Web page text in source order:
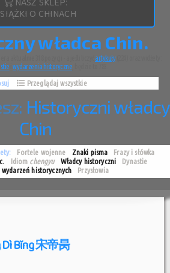
NASZ SKLEP:
O CHINACH
władca Chin.
artykuły(224) oraz widżety:
iwydarzenia historyczne
Przeglądaj wszystkie
Historyczni władcy
Chin
Fortele wojenne Znaki pisma
Frazy i słówka
Idiom chengyu Władcy historyczni
Dynastie
wydarzeń historycznych
Przysłowia
Bǐng 宋帝昺